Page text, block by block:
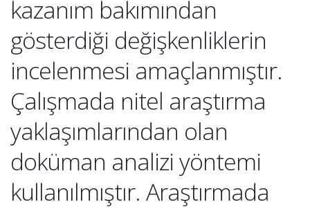
kazanım bakımından
gösterdiği değişkenliklerin
incelenmesi amaçlanmıştır.
Çalışmada nitel araştırma
yaklaşımlarından olan
doküman analizi yöntemi
kullanılmıştır. Araştırmada